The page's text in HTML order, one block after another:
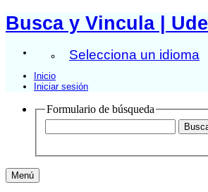
Busca y Vincula |
Selecciona un idioma
Inicio
Iniciar sesión
Formulario de búsqueda
Menú